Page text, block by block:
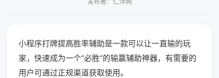
小程序打牌提高胜率辅助是一款可以让一直输的玩
家，快速成为一个“必胜”的输赢辅助神器，有需要的
用户可通过正规渠道获取使用。